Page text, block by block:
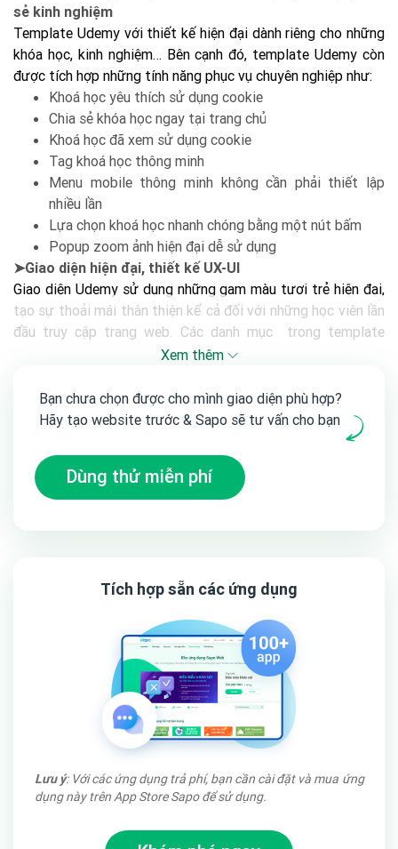
sẻ kinh nghiệm
Template Udemy với thiết kế hiện đại dành riêng cho những
khóa học, kinh nghiệm… Bên cạnh đó, template Udemy còn
được tích hợp những tính năng phục vụ chuyên nghiệp như:
Khoá học yêu thích sử dụng cookie
Chia sẻ khóa học ngay tại trang chủ
Khoá học đã xem sử dụng cookie
Tag khoá học thông minh
Menu mobile thông minh không cần phải thiết lập
nhiều lần
Lựa chọn khoá học nhanh chóng bằng một nút bấm
Popup zoom ảnh hiện đại dễ sử dụng
➤Giao diện hiện đại, thiết kế UX-UI
Giao diện Udemy sử dụng những gam màu tươi trẻ hiện đại,
tạo sự thoải mái thân thiện kể cả đối với những học viên lần
đầu truy cập trang web. Các danh mục trong template
Udemy được sắp xếp hợp lý, đảm bảo cung cấp đầy đủ
xem thông tin ngay tại trang chủ.
➤ Module “Khóa học mới nhất” giúp cập nhật tin tức
Module “khóa học mới nhất” của template Udemy được bố
trí ngay tại trang chủ. Với module này quản trị viên có thể
nhanh chóng cập nhật tin tức những khóa học mới nhất, tất
cả những học viên khi truy cập trang web đều có thể dễ
dàng theo dõi tại đây.
Xem thêm
Bạn chưa chọn được cho mình giao diện phù hợp?
Hãy tạo website trước & Sapo sẽ tư vấn cho bạn
Dùng thử miễn phí
Tích hợp sẵn các ứng dụng
Lưu ý: Với các ứng dụng trả phí, bạn cần cài đặt và mua ứng
dụng này trên App Store Sapo để sử dụng.